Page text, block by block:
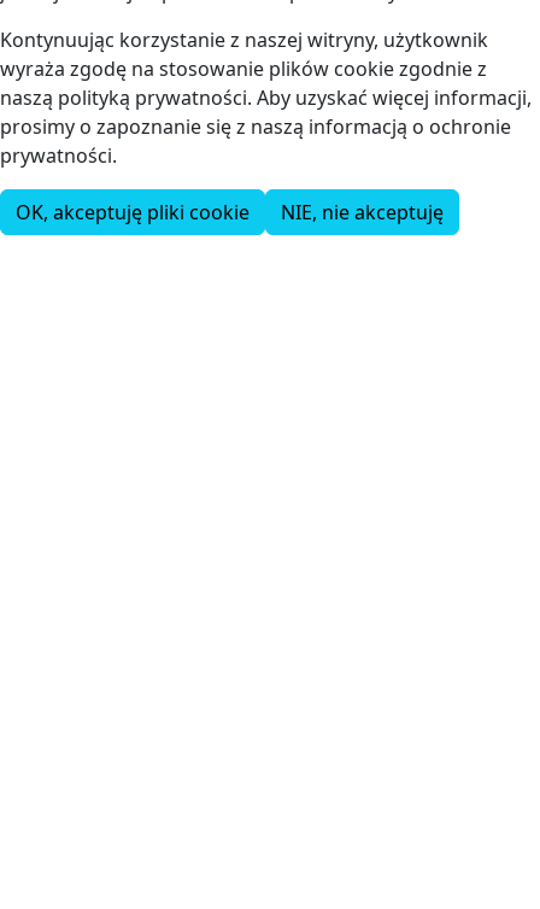
Kontynuując korzystanie z naszej witryny, użytkownik
wyraża zgodę na stosowanie plików cookie zgodnie z
naszą polityką prywatności. Aby uzyskać więcej informacji,
prosimy o zapoznanie się z naszą informacją o ochronie
prywatności.
OK, akceptuję pliki cookie NIE, nie akceptuję